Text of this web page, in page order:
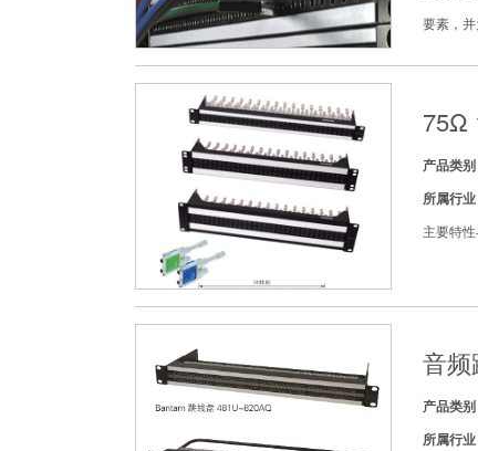
要素，
75Ω
产品类别
所属行业
主要特
音频
产品类别
所属行业